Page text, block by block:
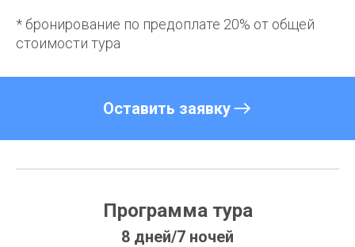
* бронирование по предоплате 20% от общей
стоимости тура
Оставить заявку
Программа тура
8 дней/7 ночей